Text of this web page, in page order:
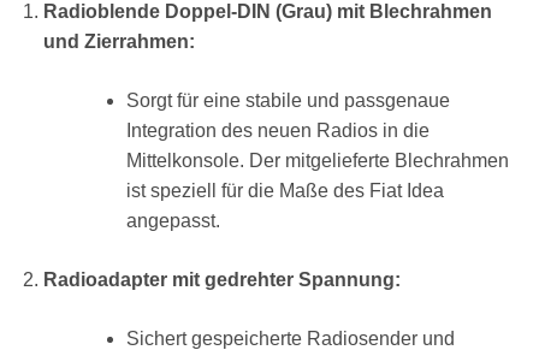
Radioblende Doppel-DIN (Grau) mit Blechrahmen
und Zierrahmen:
Sorgt für eine stabile und passgenaue
Integration des neuen Radios in die
Mittelkonsole. Der mitgelieferte Blechrahmen
ist speziell für die Maße des Fiat Idea
angepasst.
Radioadapter mit gedrehter Spannung:
Sichert gespeicherte Radiosender und